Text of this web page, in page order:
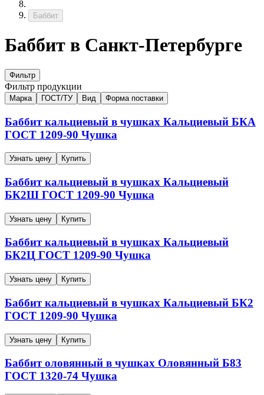
Баббит
Баббит в Санкт-Петербурге
Фильтр
Фильтр продукции
Марка ГОСТ/ТУ Вид Форма поставки
Баббит кальциевый в чушках Кальциевый БКА
ГОСТ 1209-90 Чушка
Узнать цену Купить
Баббит кальциевый в чушках Кальциевый
БК2Ш ГОСТ 1209-90 Чушка
Узнать цену Купить
Баббит кальциевый в чушках Кальциевый
БК2Ц ГОСТ 1209-90 Чушка
Узнать цену Купить
Баббит кальциевый в чушках Кальциевый БК2
ГОСТ 1209-90 Чушка
Узнать цену Купить
Баббит оловянный в чушках Оловянный Б83
ГОСТ 1320-74 Чушка